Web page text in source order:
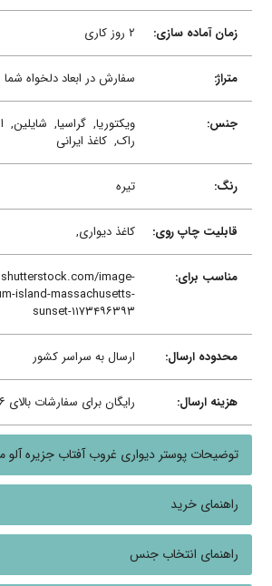
زمان آماده سازی: ۲ روز کاری
متراژ: سفارش در ابعاد دلخواه شما
جنس: ویکتوریا,گراسیا, شایلین,
راک,کاغذ ایرانی
رنگ: تیره
قابلیت چاپ روی: کاغذ دیواری,
مناسب برای:
image-
island-massachusetts-
sunset-۱۱۷۳۴۹۶۳۹۳
محدوده ارسال: ارسال به سراسر کشور
هزینه ارسال: رایگان برای سفارشات بالای ۶ مترمربع
توضیحات پوستر دیواری غروب آفتاب جزیره
راهنمای خرید
راهنمای انتخاب جنس